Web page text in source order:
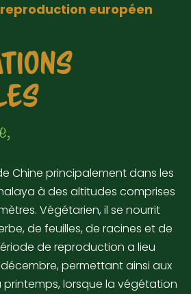
européen
Chine principalement dans les
à des altitudes comprises
Végétarien, il se nourrit
de feuilles, de racines et de
de reproduction a lieu
permettant ainsi aux
lorsque la végétation